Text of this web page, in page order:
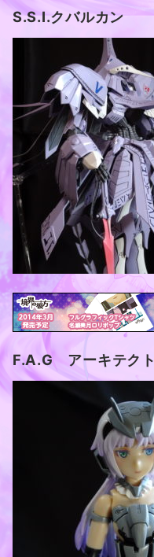
S.S.I.クバルカン
F.A.G アーキテクト